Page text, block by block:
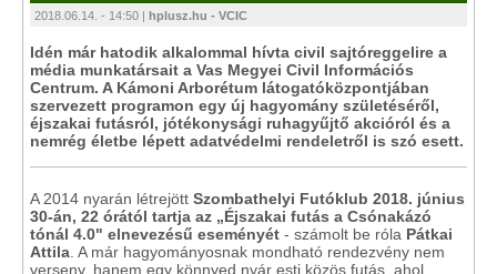
2018.06.14. - 14:50 | hplusz.hu - VCIC
Idén már hatodik alkalommal hívta civil sajtóreggelire a
média munkatársait a Vas Megyei Civil Információs
Centrum. A Kámoni Arborétum látogatóközpontjában
szervezett programon egy új hagyomány születéséről,
éjszakai futásról, jótékonysági ruhagyűjtő akcióról és a
nemrég életbe lépett adatvédelmi rendeletről is szó esett.
A 2014 nyarán létrejött Szombathelyi Futóklub 2018. június
30-án, 22 órától tartja az „Éjszakai futás a Csónakázó
tónál 4.0" elnevezésű eseményét - számolt be róla Pátkai
Attila . A már hagyományosnak mondható rendezvény nem
verseny, hanem egy könnyed nyár esti közös futás, ahol